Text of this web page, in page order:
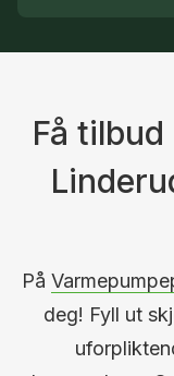
Få
På
deg! Fyll ut